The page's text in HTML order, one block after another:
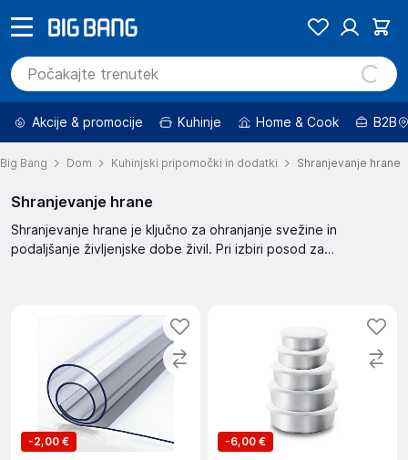
Akcije & promocije Kuhinje Home & Cook B2B
Big Bang Dom Kuhinjski pripomočki in dodatki Shranjevanje hrane
Shranjevanje hrane
Shranjevanje hrane je ključno za ohranjanje svežine in
podaljšanje življenjske dobe živil. Pri izbiri posod za
-2,00 €
-6,00 €